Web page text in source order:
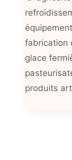
fabrication
glace
produits